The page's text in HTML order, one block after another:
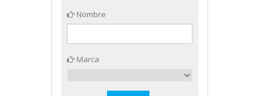
Nombre
Marca